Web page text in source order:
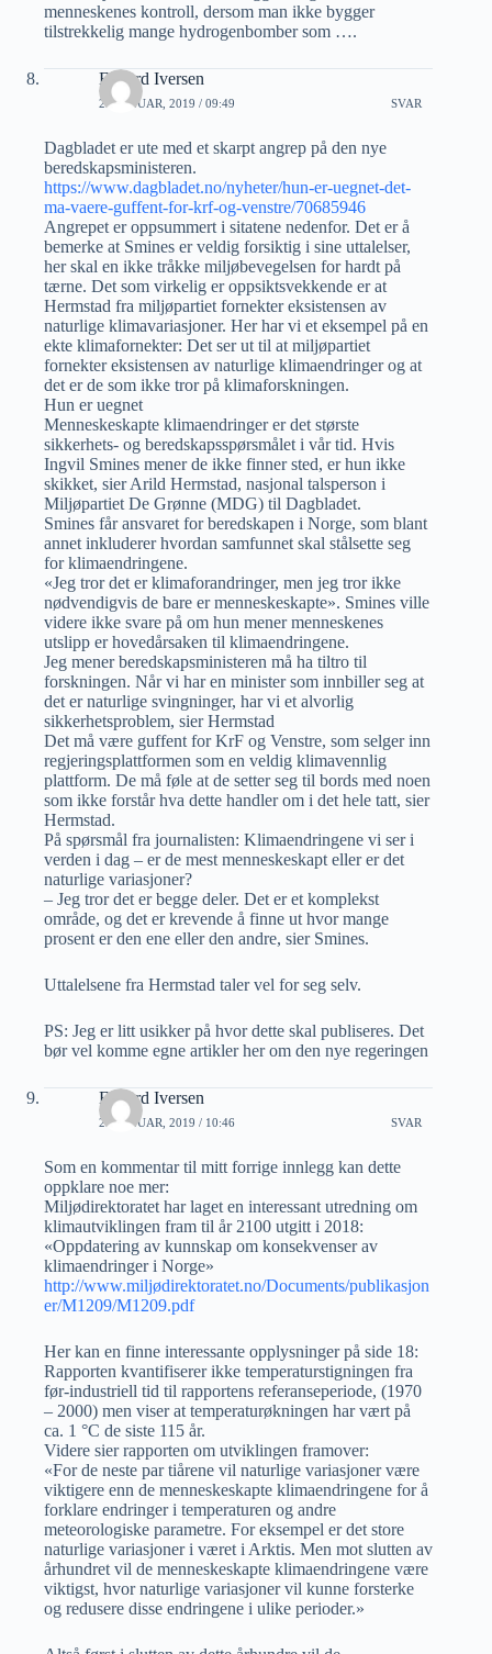
menneskenes kontroll, dersom man ikke bygger
tilstrekkelig mange hydrogenbomber som ….
Edvard Iversen
23 JANUAR, 2019 / 09:49 SVAR
Dagbladet er ute med et skarpt angrep på den nye
beredskapsministeren.
https://www.dagbladet.no/nyheter/hun-er-uegnet-det-
ma-vaere-guffent-for-krf-og-venstre/70685946
Angrepet er oppsummert i sitatene nedenfor. Det er å
bemerke at Smines er veldig forsiktig i sine uttalelser,
her skal en ikke tråkke miljøbevegelsen for hardt på
tærne. Det som virkelig er oppsiktsvekkende er at
Hermstad fra miljøpartiet fornekter eksistensen av
naturlige klimavariasjoner. Her har vi et eksempel på en
ekte klimafornekter: Det ser ut til at miljøpartiet
fornekter eksistensen av naturlige klimaendringer og at
det er de som ikke tror på klimaforskningen.
Hun er uegnet
Menneskeskapte klimaendringer er det største
sikkerhets- og beredskapsspørsmålet i vår tid. Hvis
Ingvil Smines mener de ikke finner sted, er hun ikke
skikket, sier Arild Hermstad, nasjonal talsperson i
Miljøpartiet De Grønne (MDG) til Dagbladet.
Smines får ansvaret for beredskapen i Norge, som blant
annet inkluderer hvordan samfunnet skal stålsette seg
for klimaendringene.
«Jeg tror det er klimaforandringer, men jeg tror ikke
nødvendigvis de bare er menneskeskapte». Smines ville
videre ikke svare på om hun mener menneskenes
utslipp er hovedårsaken til klimaendringene.
Jeg mener beredskapsministeren må ha tiltro til
forskningen. Når vi har en minister som innbiller seg at
det er naturlige svingninger, har vi et alvorlig
sikkerhetsproblem, sier Hermstad
Det må være guffent for KrF og Venstre, som selger inn
regjeringsplattformen som en veldig klimavennlig
plattform. De må føle at de setter seg til bords med noen
som ikke forstår hva dette handler om i det hele tatt, sier
Hermstad.
På spørsmål fra journalisten: Klimaendringene vi ser i
verden i dag – er de mest menneskeskapt eller er det
naturlige variasjoner?
– Jeg tror det er begge deler. Det er et komplekst
område, og det er krevende å finne ut hvor mange
prosent er den ene eller den andre, sier Smines.
Uttalelsene fra Hermstad taler vel for seg selv.
PS: Jeg er litt usikker på hvor dette skal publiseres. Det
bør vel komme egne artikler her om den nye regeringen
Edvard Iversen
23 JANUAR, 2019 / 10:46 SVAR
Som en kommentar til mitt forrige innlegg kan dette
oppklare noe mer:
Miljødirektoratet har laget en interessant utredning om
klimautviklingen fram til år 2100 utgitt i 2018:
«Oppdatering av kunnskap om konsekvenser av
klimaendringer i Norge»
http://www.miljødirektoratet.no/Documents/publikasjon
er/M1209/M1209.pdf
Her kan en finne interessante opplysninger på side 18:
Rapporten kvantifiserer ikke temperaturstigningen fra
før-industriell tid til rapportens referanseperiode, (1970
– 2000) men viser at temperaturøkningen har vært på
ca. 1 °C de siste 115 år.
Videre sier rapporten om utviklingen framover:
«For de neste par tiårene vil naturlige variasjoner være
viktigere enn de menneskeskapte klimaendringene for å
forklare endringer i temperaturen og andre
meteorologiske parametre. For eksempel er det store
naturlige variasjoner i været i Arktis. Men mot slutten av
århundret vil de menneskeskapte klimaendringene være
viktigst, hvor naturlige variasjoner vil kunne forsterke
og redusere disse endringene i ulike perioder.»